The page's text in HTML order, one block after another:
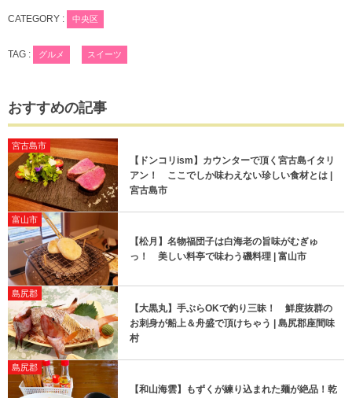
CATEGORY : 中央区
TAG : グルメ スイーツ
おすすめの記事
宮古島市
【ドンコリism】カウンターで頂く宮古島イタリ
アン！ ここでしか味わえない珍しい食材とは |
宮古島市
富山市
【松月】名物福団子は白海老の旨味がむぎゅ
っ！ 美しい料亭で味わう磯料理 | 富山市
島尻郡
【大黒丸】手ぶらOKで釣り三昧！ 鮮度抜群の
お刺身が船上＆舟盛で頂けちゃう | 島尻郡座間味
村
島尻郡
【和山海雲】もずくが練り込まれた麺が絶品！乾